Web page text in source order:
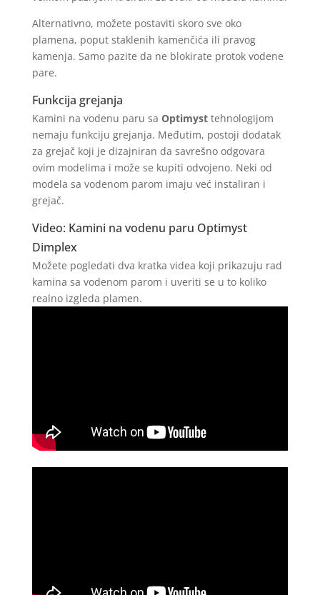
Alternativno, možete postaviti skoro sve oko
plamena, poput staklenih kamenčića ili pravog
kamenja. Samo pazite da ne blokirate protok vodene
pare.
Funkcija grejanja
Kamini na vodenu paru sa Optimysttehnologijom
nemaju funkciju grejanja. Međutim, postoji dodatak
za grejač koji je dizajniran da savrešno odgovara
ovim modelima i može se kupiti odvojeno. Neki od
modela sa vodenom parom imaju već instaliran i
grejač.
Video: Kamini na vodenu paru Optimyst
Dimplex
Možete pogledati dva kratka videa koji prikazuju rad
kamina sa vodenom parom i uveriti se u to koliko
realno izgleda plamen.